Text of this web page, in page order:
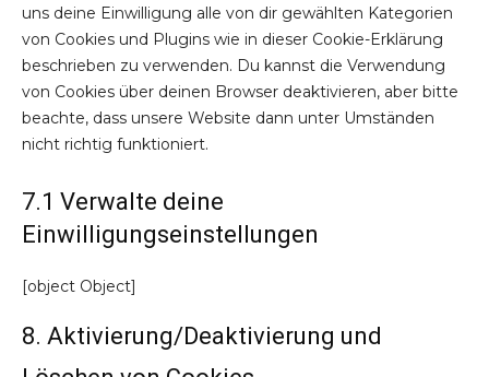
uns deine Einwilligung alle von dir gewählten Kategorien
von Cookies und Plugins wie in dieser Cookie-Erklärung
beschrieben zu verwenden. Du kannst die Verwendung
von Cookies über deinen Browser deaktivieren, aber bitte
beachte, dass unsere Website dann unter Umständen
nicht richtig funktioniert.
7.1 Verwalte deine
Einwilligungseinstellungen
[object Object]
8. Aktivierung/Deaktivierung und